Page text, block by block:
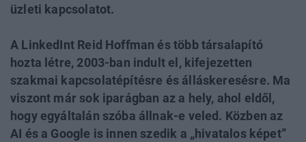
üzleti kapcsolatot.
A LinkedInt Reid Hoffman és több társalapító
hozta létre, 2003-ban indult el, kifejezetten
szakmai kapcsolatépítésre és álláskeresésre. Ma
viszont már sok iparágban az a hely, ahol eldől,
hogy egyáltalán szóba állnak-e veled. Közben az
AI és a Google is innen szedik a „hivatalos képet”